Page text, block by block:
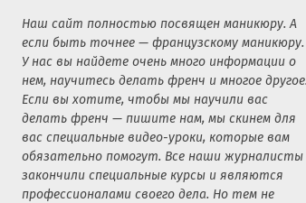
Наш сайт полностью посвящен маникюру. А
если быть точнее — французскому маникюру.
У нас вы найдете очень много информации о
нем, научитесь делать френч и многое другое.
Если вы хотите, чтобы мы научили вас
делать френч — пишите нам, мы скинем для
вас специальные видео-уроки, которые вам
обязательно помогут. Все наши журналисты
закончили специальные курсы и являются
профессионалами своего дела. Но тем не